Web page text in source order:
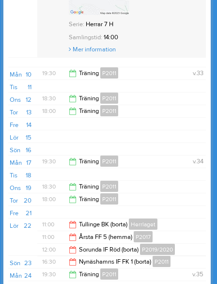
Serie: Herrar 7 H
Samlingstid: 14:00
Mer information
10
Mån v.33
19:30 Träning P2011
21:00
11
Tis
12
Ons 18:30 Träning P2011
13
Tor 18:00 Träning P2011
14
Fre
15
Lör
16
Sön
17
Mån v.34
19:30 Träning P2011
21:00
18
Tis
19
Ons 18:30 Träning P2011
20
Tor 18:00 Träning P2011
19:00
21
Fre
22
Lör 11:00 Tullinge BK (borta) Herrlaget
13:00
11:00 Årsta FF 5 (hemma) P2017
12:00
12:00 Sorunda IF Röd (borta) P2019/2020
13:00
23
Sön 16:30 Nynäshamns IF FK 1 (borta) P2011
24
Mån v.35
19:30 Träning P2011